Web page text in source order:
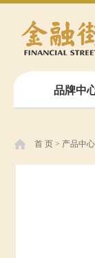
品牌中
首 页 > 产品中心